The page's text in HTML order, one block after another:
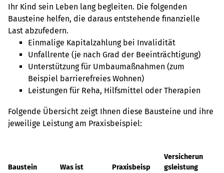
Ihr Kind sein Leben lang begleiten. Die folgenden
Bausteine helfen, die daraus entstehende finanzielle
Last abzufedern.
Einmalige Kapitalzahlung bei Invalidität
Unfallrente (je nach Grad der Beeinträchtigung)
Unterstützung für Umbaumaßnahmen (zum
Beispiel barrierefreies Wohnen)
Leistungen für Reha, Hilfsmittel oder Therapien
Folgende Übersicht zeigt Ihnen diese Bausteine und ihre
jeweilige Leistung am Praxisbeispiel:
Baustein
Was ist
Praxisbeisp
Versicherun
gsleistung